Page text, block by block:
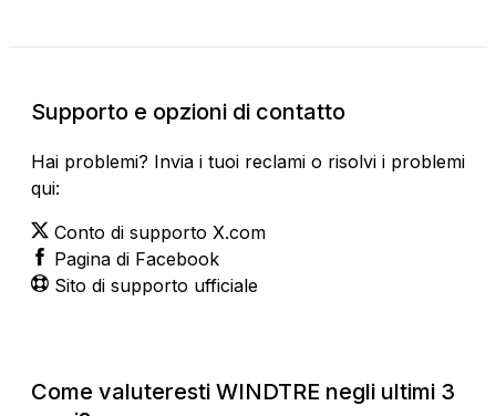
Supporto e opzioni di contatto
Hai problemi? Invia i tuoi reclami o risolvi i problemi
qui:
Conto di supporto X.com
Pagina di Facebook
Sito di supporto ufficiale
Come valuteresti WINDTRE negli ultimi 3